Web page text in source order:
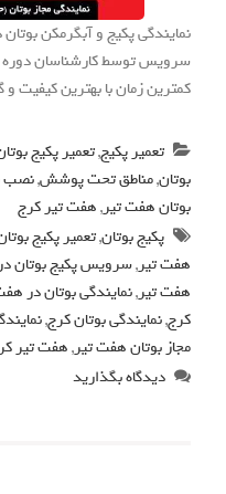
نمایندگی پکیج و آبگرمکن
سرویس توسط کارشناسان دوره
کمترین زمان با بهترین کیفیت و
تعمیر پکیج,تعمیر پکیج
بوتان,مناطق تحت پوشش,نصب
بوتان هفت تیر,هفت تیر کرج
پکیج بوتان,تعمیر پکیج
هفت تیر,سرویس پکیج بوتان
هفت تیر,نمایندگی بوتان در
کرج,نمایندگی بوتان کرج,
مجاز بوتان هفت تیر,هفت تیر
دیدگاه بگذارید